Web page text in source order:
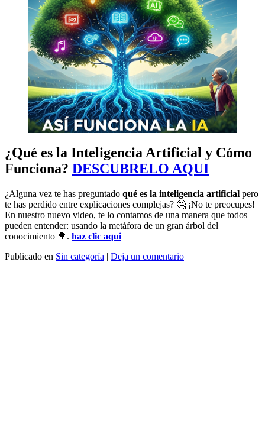
¿Qué es la Inteligencia Artificial y Cómo
Funciona? DESCUBRELO AQUI
¿Alguna vez te has preguntado qué es la inteligencia artificial pero
te has perdido entre explicaciones complejas? 🤔 ¡No te preocupes!
En nuestro nuevo video, te lo contamos de una manera que todos
pueden entender: usando la metáfora de un gran árbol del
conocimiento 🌳. haz clic aqui
Publicado en Sin categoría | Deja un comentario